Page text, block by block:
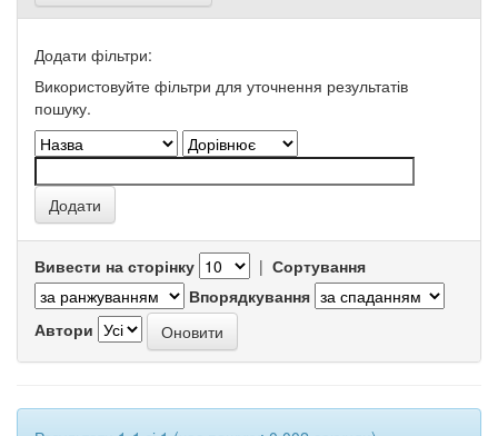
Додати фільтри:
Використовуйте фільтри для уточнення результатів
пошуку.
Вивести на сторінку | Сортування
Впорядкування
Автори